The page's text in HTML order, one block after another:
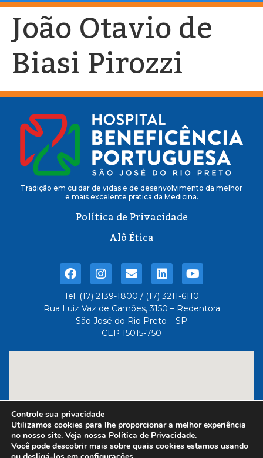
João Otavio de
Biasi Pirozzi
Tradição em cuidar de vidas e de desenvolvimento da melhor
e mais excelente pratica da Medicina.
Política de Privacidade
Alô Ética
Tel: (17) 2139-1800 / (17) 3211-6110
Rua Luiz Vaz de Camões, 3150 – Redentora
São José do Rio Preto – SP
CEP 15015-750
Controle sua privacidade
Utilizamos cookies para lhe proporcionar a melhor experiência
no nosso site. Veja nossa Política de Privacidade.
Você pode descobrir mais sobre quais cookies estamos usando